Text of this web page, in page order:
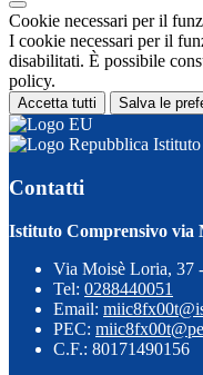
Cookie necessari per il
I cookie necessari per il
disabilitati. È possibile
policy.
Accetta tutti Salva le
Contatti
Istituto Comprensivo via
Via Moisè Loria, 37
Tel: 0288440051
Email:
PEC:
C.F.: 80171490156